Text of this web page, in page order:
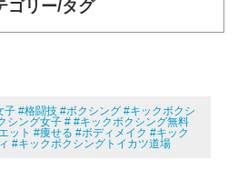
ゴリー/タグ
#格闘技 #ボクシング #キックボクシ
シング女子 # #キックボクシング無料
ット #痩せる #ボディメイク #キック
#キックボクシングトイカツ道場